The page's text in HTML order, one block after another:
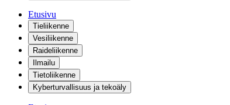
Etusivu
Tieliikenne
Vesiliikenne
Raideliikenne
Ilmailu
Tietoliikenne
Kyberturvallisuus ja tekoäly